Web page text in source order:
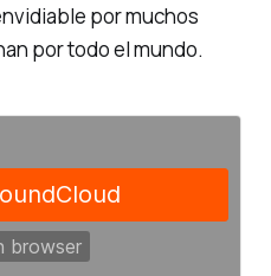
por muchos
por todo el mundo.